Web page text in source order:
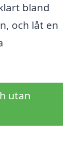
bland
och låt en
utan